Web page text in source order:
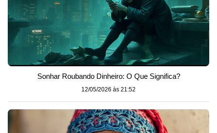
Sonhar Roubando Dinheiro: O Que Significa?
12/05/2026 às 21:52